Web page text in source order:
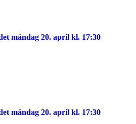
måndag 20. april kl. 17:30
måndag 20. april kl. 17:30